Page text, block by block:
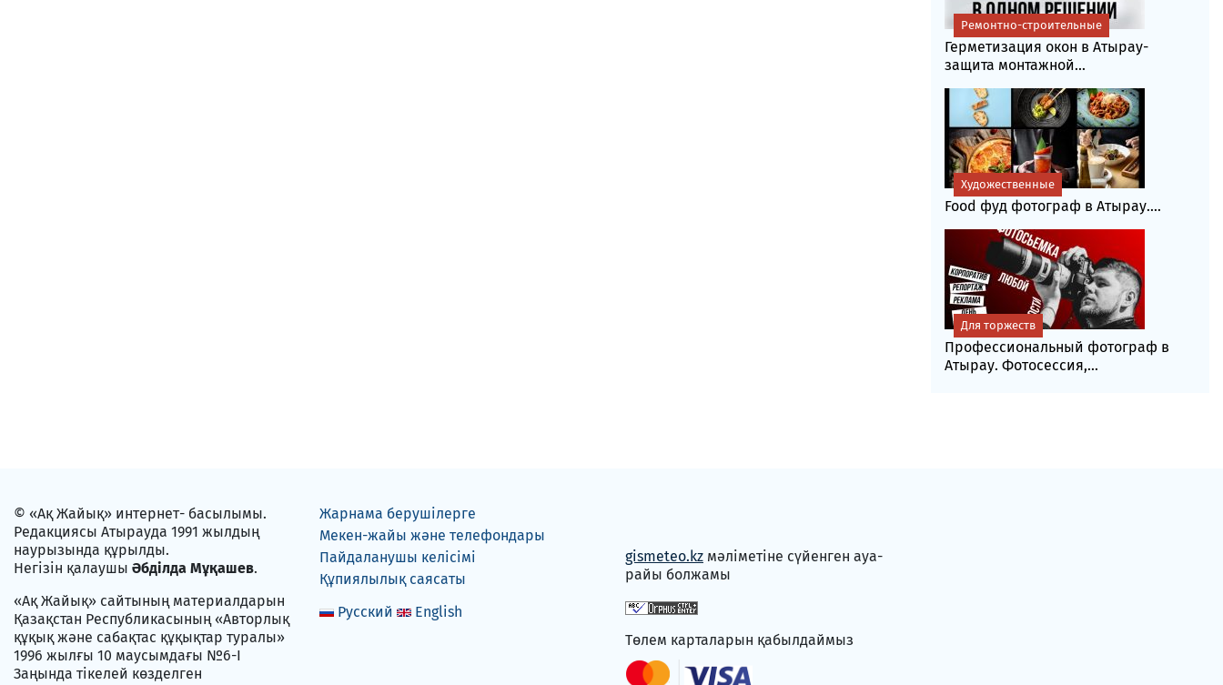
Герметизация окон в Атырау-
защита монтажной...
Ремонтно-строительные
Food фуд фотограф в Атырау....
Художественные
Профессиональный фотограф в
Атырау. Фотосессия,...
Для торжеств
© «Ақ Жайық» интернет- басылымы.
Редакциясы Атырауда 1991 жылдың
наурызында құрылды.
Негізін қалаушы Әбділда Мұқашев.
«Ақ Жайық» сайтының материалдарын
Қазақстан Республикасының «Авторлық
құқық және сабақтас құқықтар туралы»
1996 жылғы 10 маусымдағы №6-I
Заңында тікелей көзделген
Жарнама берушілерге
Мекен-жайы және телефондары
Пайдаланушы келісімі
Құпиялылық саясаты
Русский
English
gismeteo.kz мәліметіне сүйенген ауа-
райы болжамы
Төлем карталарын қабылдаймыз